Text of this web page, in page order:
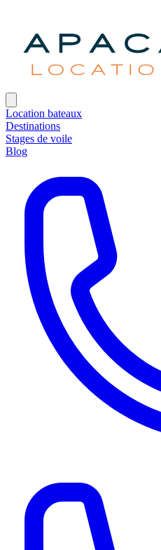
Location bateaux
Destinations
Stages de voile
Blog